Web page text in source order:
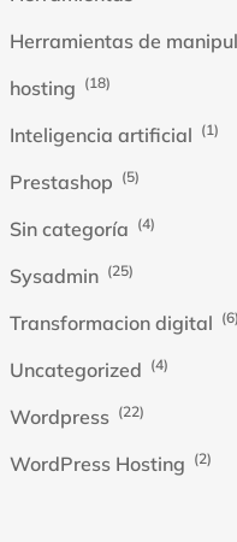
Herramientas de
hosting (18)
Inteligencia artificial (1)
Prestashop (5)
Sin categoría (4)
Sysadmin (25)
Transformacion digital (6)
Uncategorized (4)
Wordpress (22)
WordPress Hosting (2)